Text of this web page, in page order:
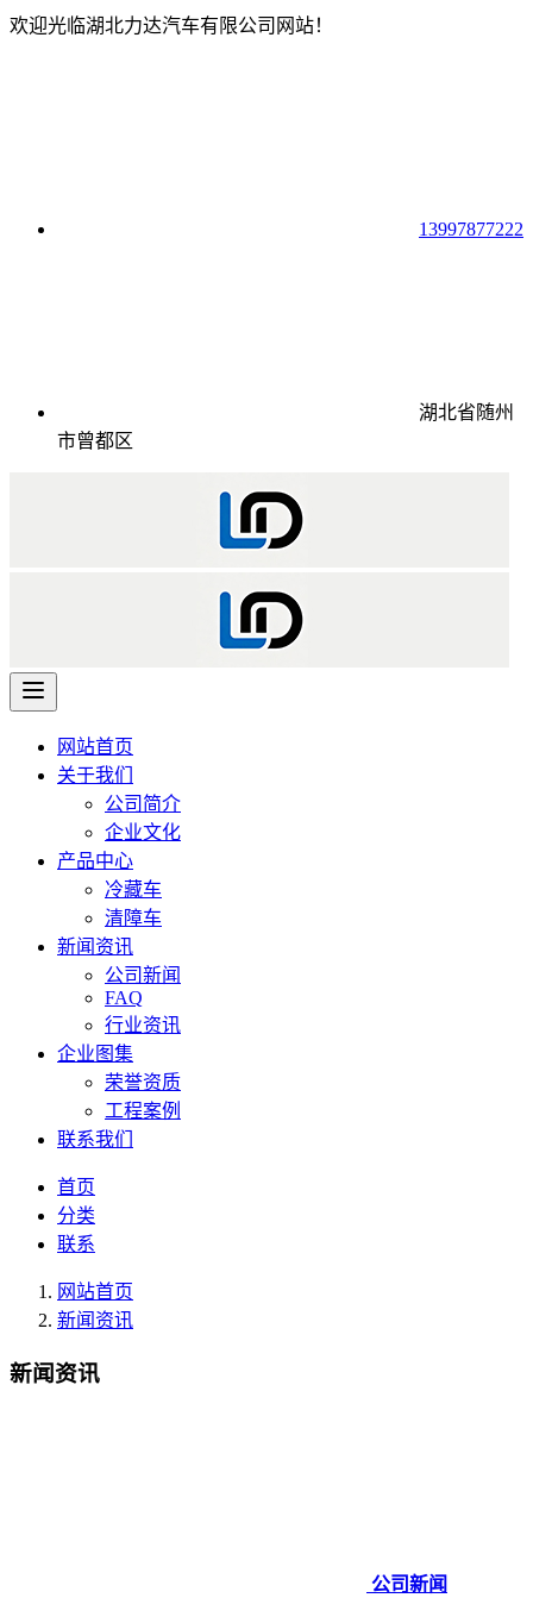
欢迎光临湖北力达汽车有限公司网站！
13997877222
湖北省随州
市曾都区
网站首页
关于我们
公司简介
企业文化
产品中心
冷藏车
清障车
新闻资讯
公司新闻
FAQ
行业资讯
企业图集
荣誉资质
工程案例
联系我们
首页
分类
联系
网站首页
新闻资讯
新闻资讯
公司新闻